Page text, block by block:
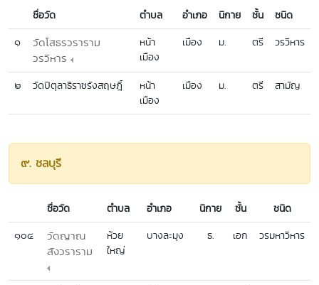
ชื่อวัด ตำบล อำเภอ นิกาย ชั้น
ชนิด
๑
วัดโสธรวราราม
วรวิหาร
หน้า
เมือง
เมือง ม. ตรี วรวิหาร
๒ วัดปิตุลาธิราชรังสฤษฎิ์
หน้า
เมือง
เมือง ม. ตรี สามัญ
๙. ชลบุรี
ชื่อวัด ตำบล อำเภอ นิกาย ชั้น
ชนิด
๑๐๔
วัดญาณ
สังวราราม
ห้วย
ใหญ่
บางละมุง ธ. เอก วรมหาวิหาร